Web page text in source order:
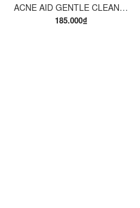
ACNE AID GENTLE CLEANSER 100ML. SỮA RỬA MẶT THÍCH HỢP CHO DA NHỜN VÀ MỤN.
185.000₫